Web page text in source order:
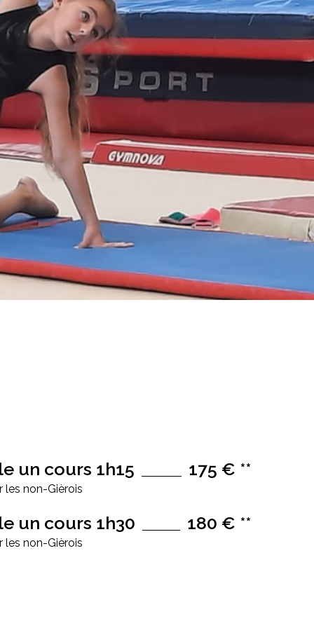
un cours 1h15 175 € **
les non-Gièrois
un cours 1h30 180 € **
les non-Gièrois